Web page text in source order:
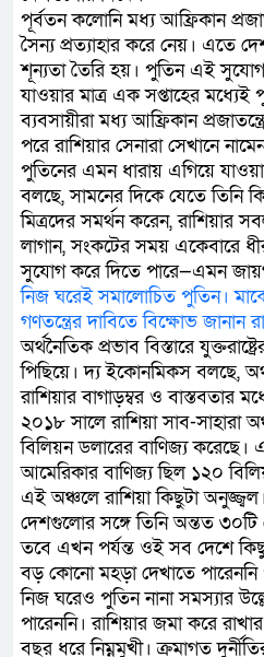
পূর্বতন কলোনি মধ্য আফ্রিকান
সৈন্য প্রত্যাহার করে নেয়। এতে
শূন্যতা তৈরি হয়। পুতিন এই সুযোগ
যাওয়ার মাত্র এক সপ্তাহের মধ্যেই
ব্যবসায়ীরা মধ্য আফ্রিকান
পরে রাশিয়ার সেনারা সেখানে
পুতিনের এমন ধারায় এগিয়ে
বলছে, সামনের দিকে যেতে তিনি
মিত্রদের সমর্থন করেন, রাশিয়ার
লাগান, সংকটের সময় একেবারে
সুযোগ করে দিতে পারে—এমন
নিজ ঘরেই সমালোচিত পুতিন।
গণতন্ত্রের দাবিতে বিক্ষোভ জানান
অর্থনৈতিক প্রভাব বিস্তারে
পিছিয়ে। দ্য ইকোনমিকস বলছে,
রাশিয়ার বাগাড়ম্বর ও বাস্তবতার
২০১৮ সালে রাশিয়া সাব-সাহারা
বিলিয়ন ডলারের বাণিজ্য
আমেরিকার বাণিজ্য ছিল ১২০
এই অঞ্চলে রাশিয়া কিছুটা
দেশগুলোর সঙ্গে তিনি অন্তত
তবে এখন পর্যন্ত ওই সব দেশে
বড় কোনো মহড়া দেখাতে পারেননি
নিজ ঘরেও পুতিন নানা সমস্যার
পারেননি। রাশিয়ার জমা করে
বছর ধরে নিম্নমুখী। ক্রমাগত